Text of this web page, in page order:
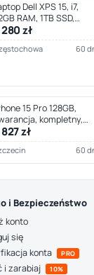
Dell XPS 15, i7,
RAM, 1TB SSD,
zł
60
15 Pro 128GB,
kompletny,
zł
60
i Bezpieczeństwo
konto
się
konta
PRO
i zarabiaj 10%